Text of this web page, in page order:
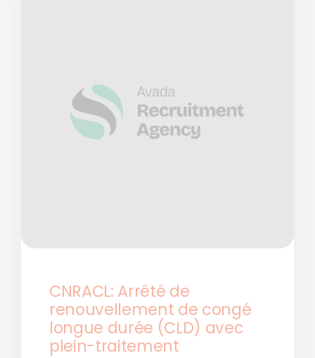
CNRACL: Arrêté de
renouvellement de congé
longue durée (CLD) avec
plein-traitement